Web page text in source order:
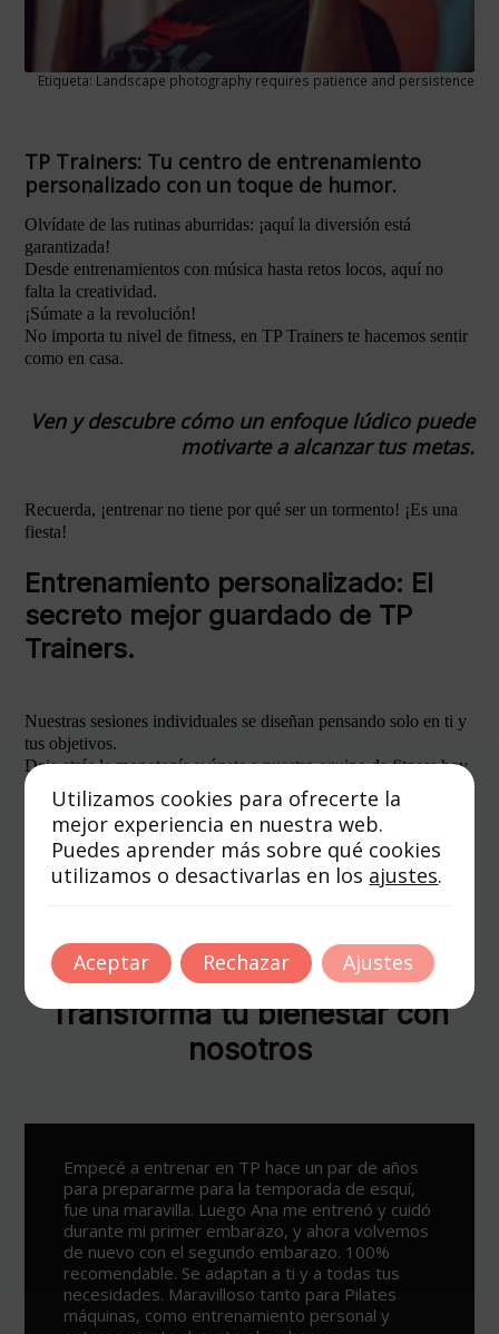
Etiqueta: Landscape photography requires patience and persistence
TP Trainers: Tu centro de entrenamiento
personalizado con un toque de humor.
Olvídate de las rutinas aburridas: ¡aquí la diversión está
garantizada!
Desde entrenamientos con música hasta retos locos, aquí no
falta la creatividad.
¡Súmate a la revolución!
No importa tu nivel de fitness, en TP Trainers te hacemos sentir
como en casa.
Ven y descubre cómo un enfoque lúdico puede
motivarte a alcanzar tus metas.
Recuerda, ¡entrenar no tiene por qué ser un tormento! ¡Es una
fiesta!
Entrenamiento personalizado: El
secreto mejor guardado de TP
Trainers.
Nuestras sesiones individuales se diseñan pensando solo en ti y
tus objetivos.
Deja atrás la monotonía y únete a nuestro equipo de fitness hoy
mismo.
Compartir
Lo dicen nuestros clientes.
Transforma tu bienestar con
nosotros
Un sitio espectacular para ejercitarse y ponerse
en forma, con varias opciones para todos los
públicos y lo mejor de todo los profesionales
que te ayudan, en especial Ana por su simpatía y
su saber hacer. Todo un descubrimiento.
Utilizamos cookies para ofrecerte la
mejor experiencia en nuestra web.
Puedes aprender más sobre qué cookies
utilizamos o desactivarlas en los ajustes.
Aceptar Rechazar Ajustes